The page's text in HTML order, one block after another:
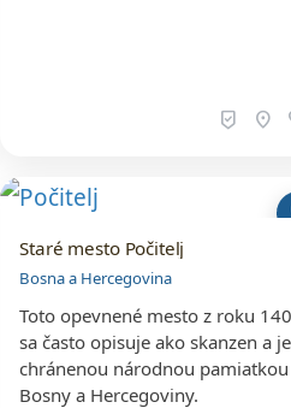
beenhere location_on
Staré mesto Počitelj
Bosna a Hercegovina
Toto opevnené mesto z roku
sa často opisuje ako skanzen a je
chránenou národnou pamiatkou
Bosny a Hercegoviny.